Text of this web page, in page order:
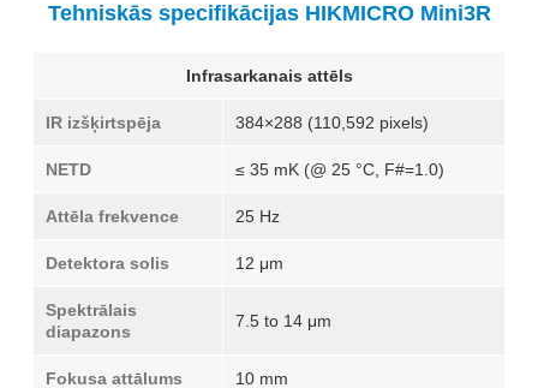
Tehniskās specifikācijas HIKMICRO Mini3R
Infrasarkanais attēls
IR izšķirtspēja 384×288 (110,592 pixels)
NETD ≤ 35 mK (@ 25 °C, F#=1.0)
Attēla frekvence 25 Hz
Detektora solis 12 μm
Spektrālais
diapazons
7.5 to 14 μm
Fokusa attālums 10 mm